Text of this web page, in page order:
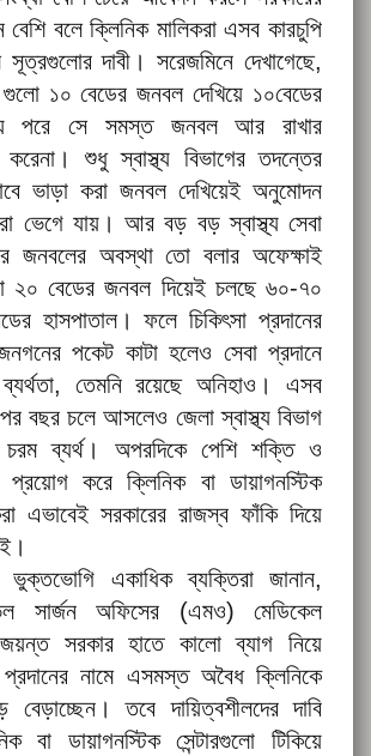
বেশি বলে ক্লিনিক মালিকরা এসব কারচুপি
দাবী। সরেজমিনে দেখাগেছে,
গুলো ১০ বেডের জনবল দেখিয়ে ১০বেডের
পরে সে সমস্ত জনবল আর রাখার
শুধু স্বাস্থ্য বিভাগের তদন্তের
ভাড়া করা জনবল দেখিয়েই অনুমোদন
ভেগে যায়। আর বড় বড় স্বাস্থ্য সেবা
জনবলের অবস্থা তো বলার অফেক্ষাই
২০ বেডের জনবল দিয়েই চলছে ৬০-৭০
হাসপাতাল। ফলে চিকিৎসা প্রদানের
পকেট কাটা হলেও সেবা প্রদানে
তেমনি রয়েছে অনিহাও। এসব
বছর চলে আসলেও জেলা স্বাস্থ্য বিভাগ
চরম ব্যর্থ। অপরদিকে পেশি শক্তি ও
প্রয়োগ করে ক্লিনিক বা ডায়াগনস্টিক
এভাবেই সরকারের রাজস্ব ফাঁকি দিয়ে
ভুক্তভোগি একাধিক ব্যক্তিরা জানান,
সার্জন অফিসের (এমও) মেডিকেল
সরকার হাতে কালো ব্যাগ নিয়ে
প্রদানের নামে এসমস্ত অবৈধ ক্লিনিকে
তবে দায়িত্বশীলদের দাবি
বা ডায়াগনস্টিক সেন্টারগুলো টিকিয়ে